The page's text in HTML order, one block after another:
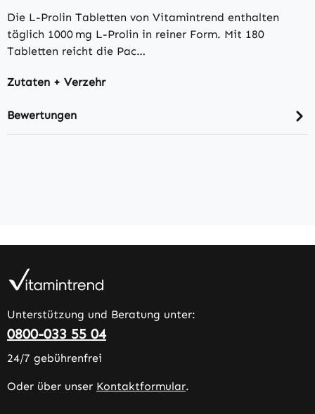
Die L-Prolin Tabletten von Vitamintrend enthalten
täglich 1000 mg L-Prolin in reiner Form. Mit 180
Tabletten reicht die Pac…
Zutaten + Verzehr
Bewertungen
Unterstützung und Beratung unter:
0800-033 55 04
24/7 gebührenfrei
Oder über unser Kontaktformular.